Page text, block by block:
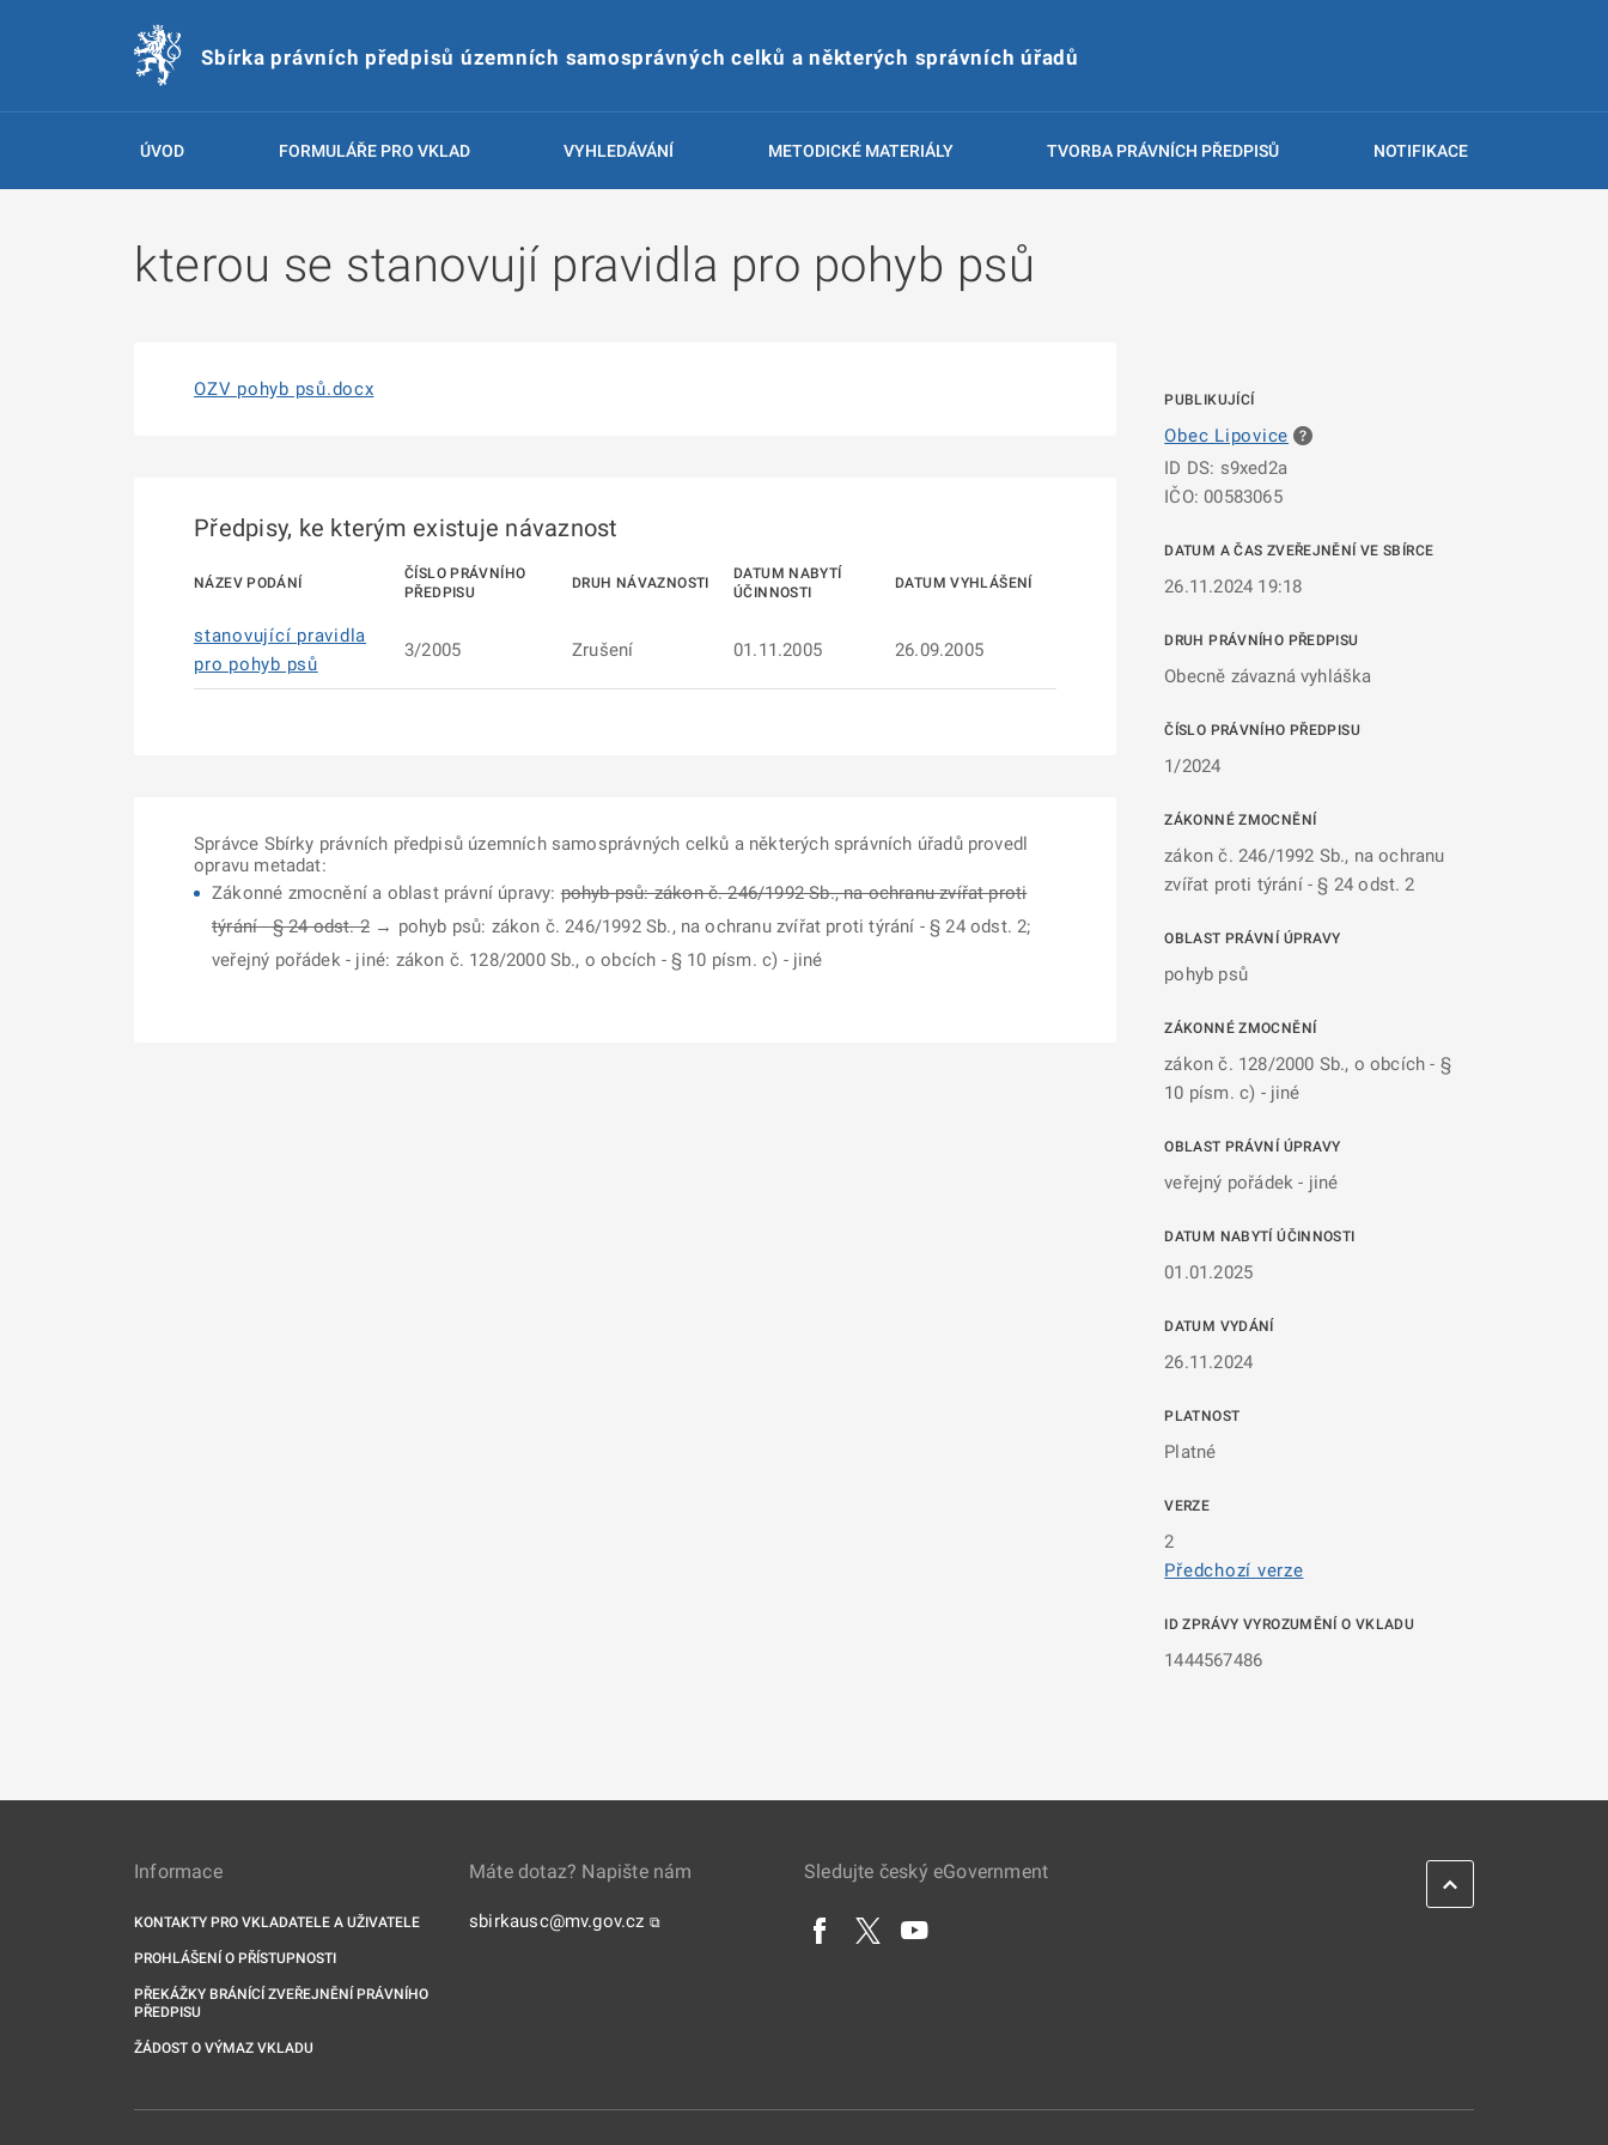
Sbírka právních předpisů územních samosprávných celků a některých správních úřadů
ÚVOD FORMULÁŘE PRO VKLAD VYHLEDÁVÁNÍ METODICKÉ MATERIÁLY TVORBA PRÁVNÍCH PŘEDPISŮ NOTIFIKACE
kterou se stanovují pravidla pro pohyb psů
PUBLIKUJÍCÍ
Obec Lipovice
ID DS: s9xed2a
IČO: 00583065
DATUM A ČAS ZVEŘEJNĚNÍ VE SBÍRCE
26.11.2024 19:18
DRUH PRÁVNÍHO PŘEDPISU
Obecně závazná vyhláška
ČÍSLO PRÁVNÍHO PŘEDPISU
1/2024
ZÁKONNÉ ZMOCNĚNÍ
zákon č. 246/1992 Sb., na ochranu
zvířat proti týrání - § 24 odst. 2
OBLAST PRÁVNÍ ÚPRAVY
pohyb psů
ZÁKONNÉ ZMOCNĚNÍ
zákon č. 128/2000 Sb., o obcích - §
10 písm. c) - jiné
OBLAST PRÁVNÍ ÚPRAVY
veřejný pořádek - jiné
DATUM NABYTÍ ÚČINNOSTI
01.01.2025
DATUM VYDÁNÍ
26.11.2024
PLATNOST
Platné
VERZE
2
Předchozí verze
ID ZPRÁVY VYROZUMĚNÍ O VKLADU
1444567486
OZV pohyb psů.docx
Předpisy, ke kterým existuje návaznost
NÁZEV PODÁNÍ
ČÍSLO PRÁVNÍHO
PŘEDPISU
DRUH NÁVAZNOSTI
DATUM NABYTÍ
ÚČINNOSTI
DATUM VYHLÁŠENÍ
stanovující pravidla
pro pohyb psů
3/2005 Zrušení 01.11.2005 26.09.2005
Správce Sbírky právních předpisů územních samosprávných celků a některých správních úřadů provedl
opravu metadat:
Zákonné zmocnění a oblast právní úpravy:pohyb psů: zákon č. 246/1992 Sb., na ochranu zvířat proti
týrání - § 24 odst. 2→ pohyb psů: zákon č. 246/1992 Sb., na ochranu zvířat proti týrání - § 24 odst. 2;
veřejný pořádek - jiné: zákon č. 128/2000 Sb., o obcích - § 10 písm. c) - jiné
Informace
KONTAKTY PRO VKLADATELE A UŽIVATELE
PROHLÁŠENÍ O PŘÍSTUPNOSTI
PŘEKÁŽKY BRÁNÍCÍ ZVEŘEJNĚNÍ PRÁVNÍHO
PŘEDPISU
ŽÁDOST O VÝMAZ VKLADU
Máte dotaz? Napište nám
sbirkausc@mv.gov.cz ⧉
Sledujte český eGovernment